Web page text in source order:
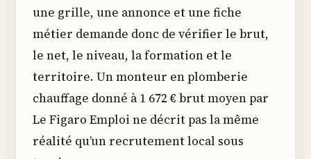
une grille, une annonce et une fiche
métier demande donc de vérifier le brut,
le net, le niveau, la formation et le
territoire. Un monteur en plomberie
chauffage donné à 1 672 € brut moyen par
Le Figaro Emploi ne décrit pas la même
réalité qu’un recrutement local sous